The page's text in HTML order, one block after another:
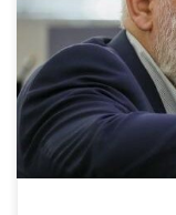
Nyt tuli
EU:ssa: ”Sota
Maakaasun